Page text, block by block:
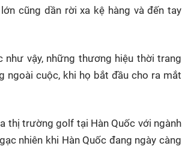
cũng dần rời xa kệ hàng và đến tay
vậy, những thương hiệu thời trang
ngoài cuộc, khi họ bắt đầu cho ra mắt
thị trường golf tại Hàn Quốc với ngành
nhiên khi Hàn Quốc đang ngày càng